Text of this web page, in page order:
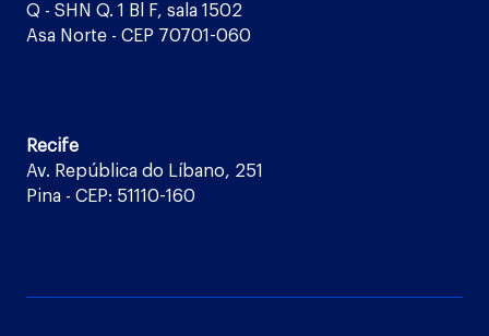
Q - SHN Q. 1 Bl F, sala 1502
Asa Norte - CEP 70701-060
Recife
Av. República do Líbano, 251
Pina - CEP: 51110-160